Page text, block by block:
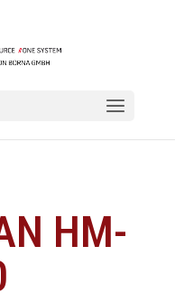
HM-